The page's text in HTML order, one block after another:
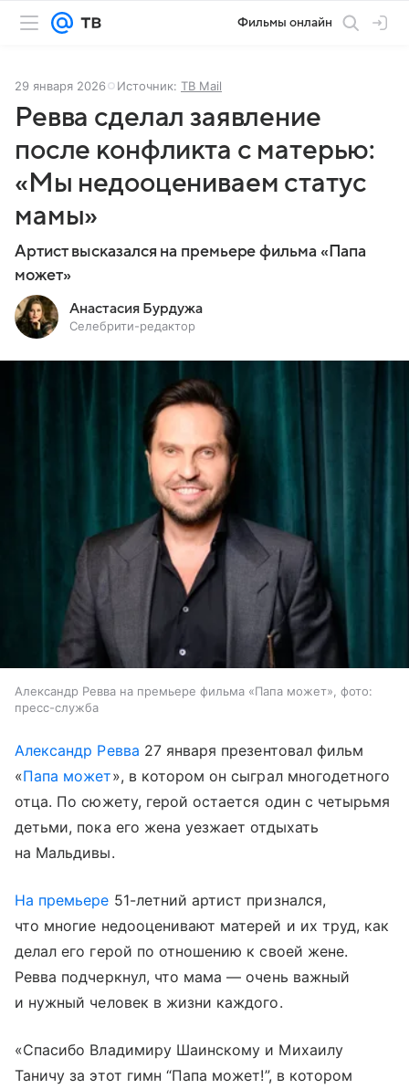
Фильмы онлайн
29 января 2026 Источник: ТВ Mail
Ревва сделал заявление
после конфликта с матерью:
«Мы недооцениваем статус
мамы»
Артист высказался на премьере фильма «Папа
может»
Анастасия Бурдужа
Селебрити-редактор
Александр Ревва на премьере фильма «Папа может», фото:
пресс-служба
Александр Ревва 27 января презентовал фильм
«Папа может», в котором он сыграл многодетного
отца. По сюжету, герой остается один с четырьмя
детьми, пока его жена уезжает отдыхать
на Мальдивы.
На премьере 51-летний артист признался,
что многие недооценивают матерей и их труд, как
делал его герой по отношению к своей жене.
Ревва подчеркнул, что мама — очень важный
и нужный человек в жизни каждого.
«Спасибо Владимиру Шаинскому и Михаилу
Таничу за этот гимн “Папа может!”, в котором